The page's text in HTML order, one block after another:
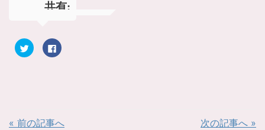
共有:
ク
リ
e
F
a
す
« 前の記事へ 次の記事へ »